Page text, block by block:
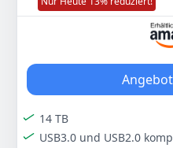
14 TB
USB3.0 und USB2.0